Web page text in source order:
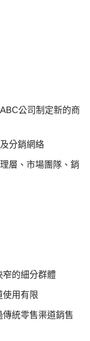
公司制定新的商
分銷網絡
層、市場團隊、銷
窄的細分群體
使用有限
統零售渠道銷售